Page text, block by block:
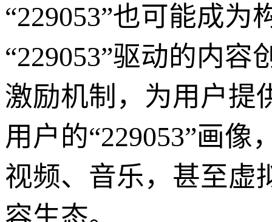
“229053”也可能成
“229053”驱动的内
激励机制，为用户提
用户的“229053”画
视频、音乐，甚至虚